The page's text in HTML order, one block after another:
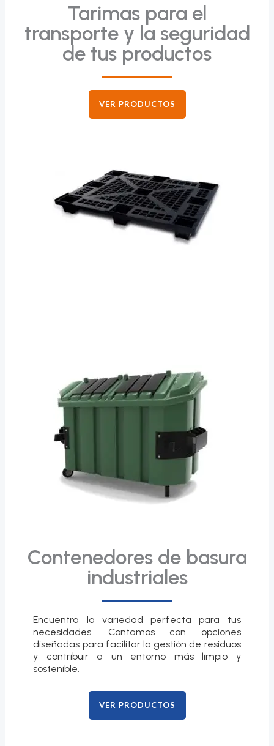
Tarimas para el
transporte y la seguridad
de tus productos
VER PRODUCTOS
Contenedores de basura
industriales
Encuentra la variedad perfecta para tus
necesidades. Contamos con opciones
diseñadas para facilitar la gestión de residuos
y contribuir a un entorno más limpio y
sostenible.
VER PRODUCTOS